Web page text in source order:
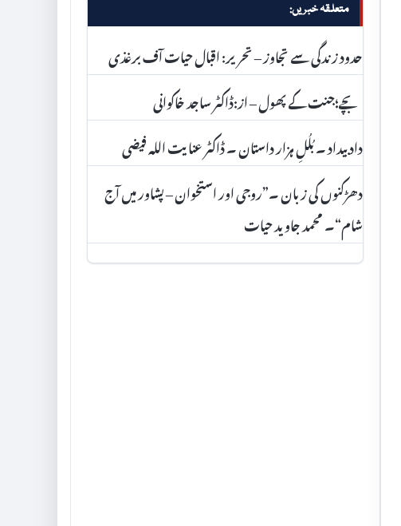
متعلقہ خبریں:
حدود زندگی سے تجاوز – تحریر: اقبال حیات آف برغذی
بچے؛جنت کے پھول – از:ڈاکٹر ساجد خاکوانی
داد بیداد ۔ بُلُلِ ہزار داستان ۔ ڈاکٹر عنا یت اللہ فیضی
دھڑکنوں کی زبان ۔”روجی اور استخوان – پشاور میں آج
شام“۔ محمد جاوید حیات